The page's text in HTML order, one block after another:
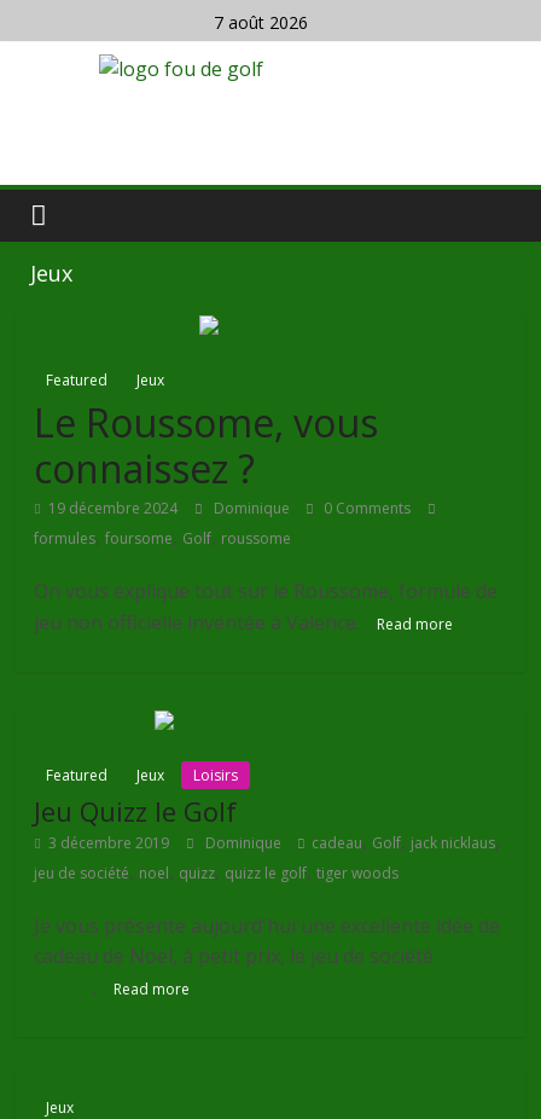
7 août 2026
Jeux
Featured Jeux
Le Roussome, vous
connaissez ?
19 décembre 2024 Dominique
0 Comments
formules,foursome, Golf, roussome
On vous explique tout sur le Roussome, formule de
jeu non officielle inventée à Valence.
Read more
Featured Jeux Loisirs
Jeu Quizz le Golf
3 décembre 2019 Dominique cadeau, Golf, jack nicklaus,
jeu de société, noel, quizz, quizz le golf,tiger woods
Je vous présente aujourd'hui une excellente idée de
cadeau de Noël, à petit prix, le jeu de société
. Read more
Jeux